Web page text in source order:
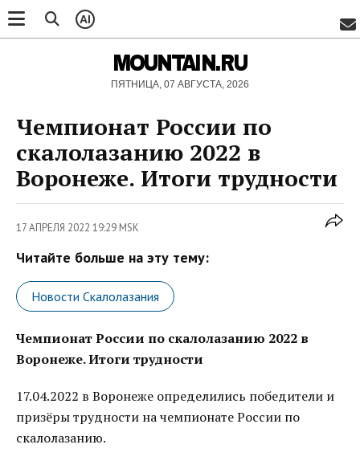
AI
MOUNTAIN.RU
ПЯТНИЦА, 07 АВГУСТА, 2026
Чемпионат России по
скалолазанию 2022 в
Воронеже. Итоги трудности
17 АПРЕЛЯ 2022 19:29 MSK
Читайте больше на эту тему:
Новости Скалолазания
Чемпионат России по скалолазанию 2022 в
Воронеже. Итоги трудности
17.04.2022 в Воронеже определились победители и
призёры трудности на чемпионате России по
скалолазанию.